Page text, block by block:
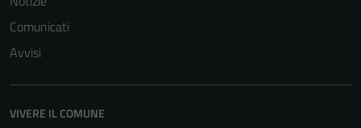
Comunicati
Avvisi
VIVERE IL COMUNE